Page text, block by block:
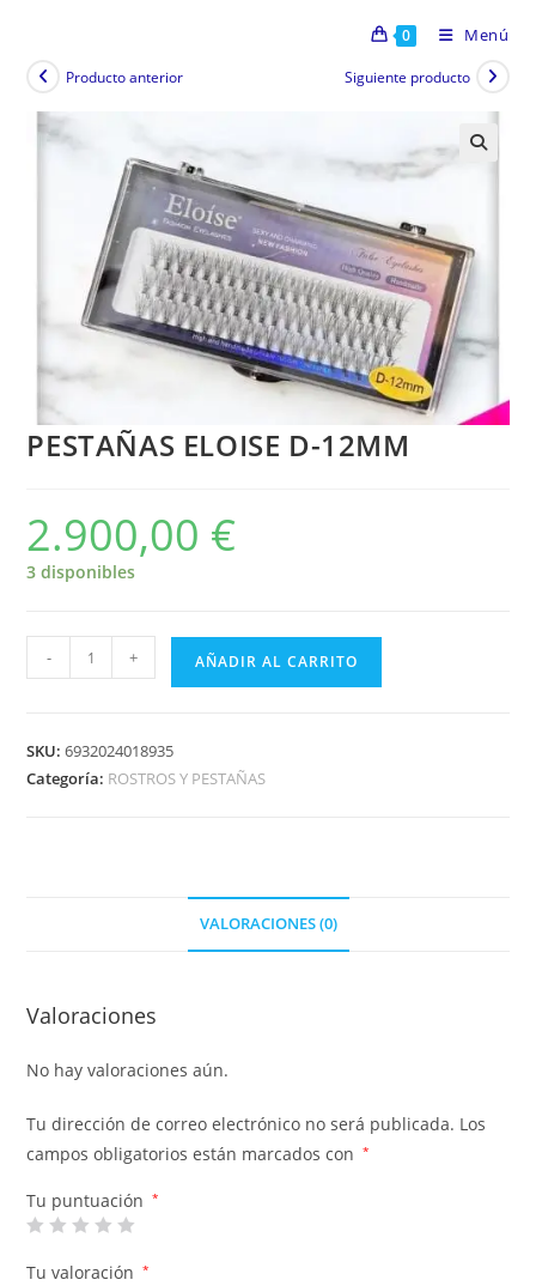
0 Menú
Producto anterior Siguiente producto
PESTAÑAS ELOISE D-12MM
2.900,00 €
3 disponibles
- + AÑADIR AL CARRITO
SKU:6932024018935
Categoría: ROSTROS Y PESTAÑAS
VALORACIONES (0)
Valoraciones
No hay valoraciones aún.
Tu dirección de correo electrónico no será publicada. Los
campos obligatorios están marcados con
*
Tu puntuación *
Tu valoración *